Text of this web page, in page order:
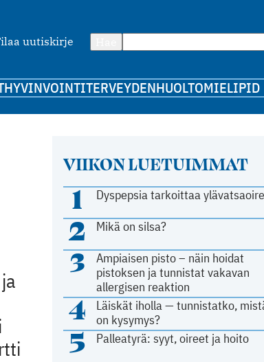
uutiskirje
HYVINVOINTITERVEYDENHUOLTOMIELIPIDE
VIIKON LUETUIMMAT
1 Dyspepsia tarkoittaa
2 Mikä on silsa?
3
Ampiaisen pisto – näin hoidat
pistoksen ja tunnistat vakavan
allergisen reaktion
4
Läiskät iholla — tunnistatko,
on kysymys?
5 Palleatyrä: syyt, oireet ja hoito